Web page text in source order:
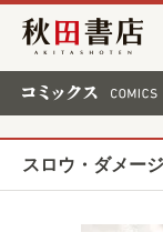
秋田書店
スロウ・ダメー